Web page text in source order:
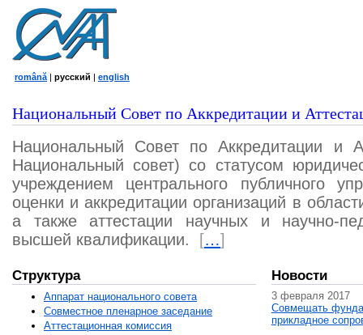
română | русский | english
Национальный Совет по Аккредитации и
Национальный Совет по Аккредитации и
Национальный совет) со статусом
учреждением центрального публичного
оценки и аккредитации организаций в
а также аттестации научных и научно-
высшей квалификации.
[…]
Структура
Аппарат национального совета
Совместное пленарное заседание
Аттестационная комисcия
Новости
3 февраля 2017
Совмещать
прикладное